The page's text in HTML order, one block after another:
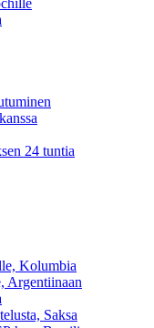
24 tuntia
Kolumbia
Argentiinaan
Saksa